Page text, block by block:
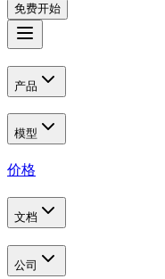
免费开始
产品
模型
价格
文档
公司